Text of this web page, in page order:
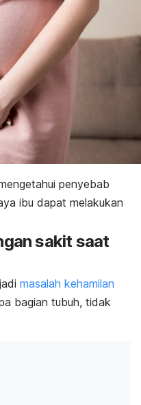
penyebab
ibu dapat melakukan
sakit saat
masalah kehamilan
bagian tubuh, tidak